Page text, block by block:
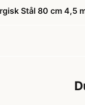
Stål 80 cm 4,5